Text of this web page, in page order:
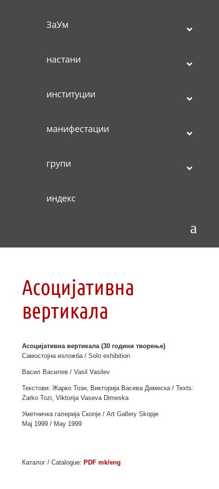
ЗаУм
настани
институции
манифестации
групи
индекс
Асоцијативна
вертикала
Асоцијативна вертикала (30 години творење)
Самостојна изложба / Solo exhibition
Васил Василев / Vasil Vasilev
Текстови: Жарко Този, Викторија Васева Димеска / Texts:
Zarko Tozi, Viktorija Vaseva Dimeska
Уметничка галерија Скопје / Art Gallery Skopje
Мај 1999 / May 1999
Каталог / Catalogue: PDF mk/eng